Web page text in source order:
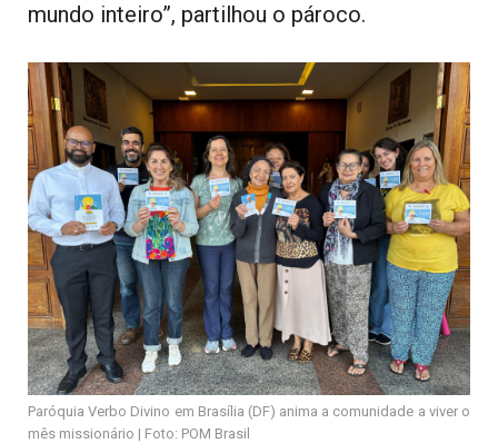
mundo inteiro”, partilhou o pároco.
Paróquia Verbo Divino em Brasília (DF) anima a comunidade a viver o
mês missionário | Foto: POM Brasil